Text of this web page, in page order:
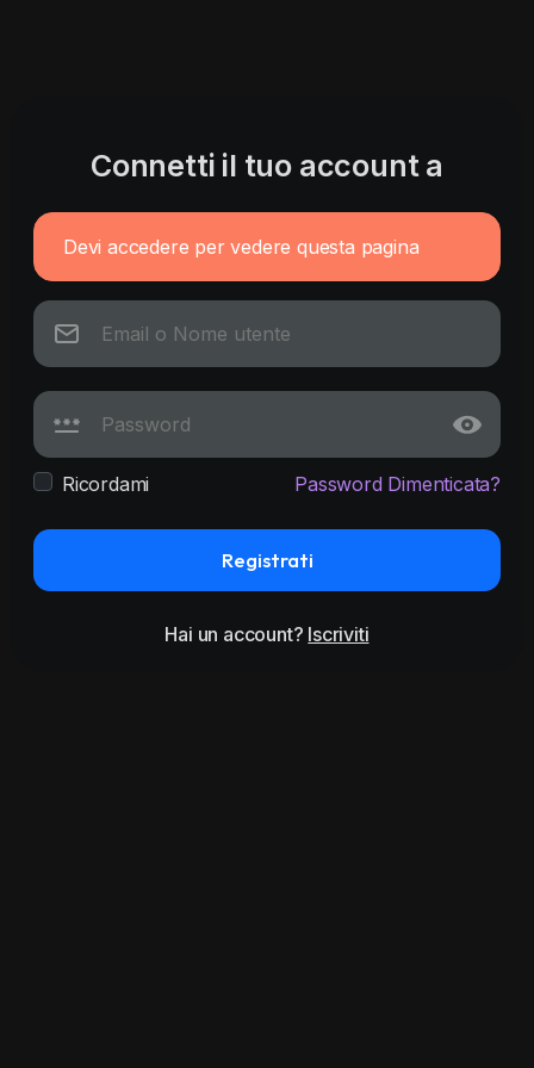
Connetti il tuo account a
Devi accedere per vedere questa pagina
Ricordami Password Dimenticata?
Registrati
Hai un account? Iscriviti